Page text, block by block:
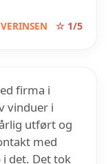
☆ 1/5
firma i
vinduer i
utført og
med
det. Det tok